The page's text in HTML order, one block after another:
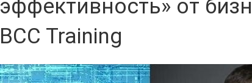
эффективность» от
BCC Training